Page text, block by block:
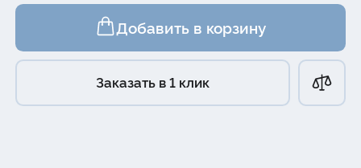
Добавить в корзину
Заказать в 1 клик